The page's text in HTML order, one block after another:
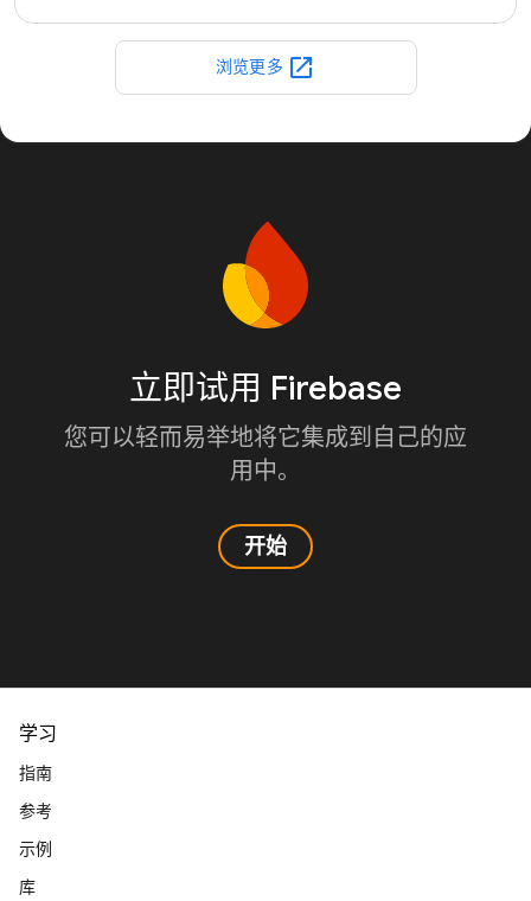
浏览更多 open_in_new
立即试用 Firebase
您可以轻而易举地将它集成到自己的应
用中。
开始
学习
指南
参考
示例
库